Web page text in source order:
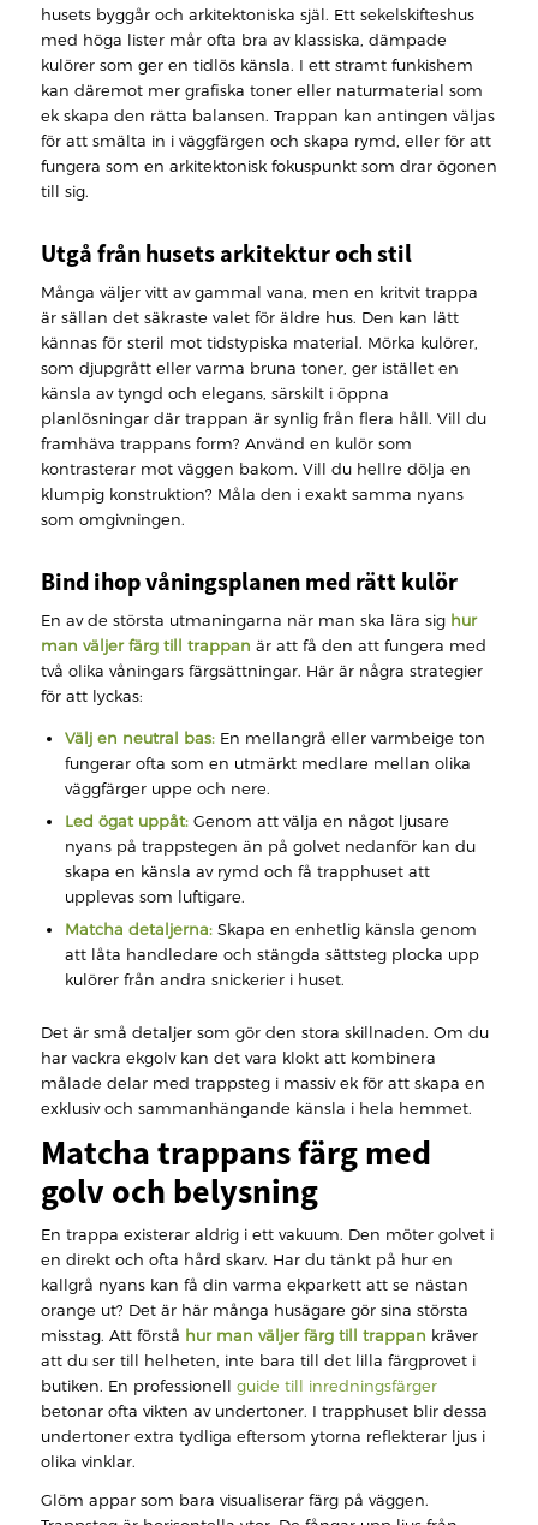
husets byggår och arkitektoniska själ. Ett sekelskifteshus
med höga lister mår ofta bra av klassiska, dämpade
kulörer som ger en tidlös känsla. I ett stramt funkishem
kan däremot mer grafiska toner eller naturmaterial som
ek skapa den rätta balansen. Trappan kan antingen väljas
för att smälta in i väggfärgen och skapa rymd, eller för att
fungera som en arkitektonisk fokuspunkt som drar ögonen
till sig.
Utgå från husets arkitektur och stil
Många väljer vitt av gammal vana, men en kritvit trappa
är sällan det säkraste valet för äldre hus. Den kan lätt
kännas för steril mot tidstypiska material. Mörka kulörer,
som djupgrått eller varma bruna toner, ger istället en
känsla av tyngd och elegans, särskilt i öppna
planlösningar där trappan är synlig från flera håll. Vill du
framhäva trappans form? Använd en kulör som
kontrasterar mot väggen bakom. Vill du hellre dölja en
klumpig konstruktion? Måla den i exakt samma nyans
som omgivningen.
Bind ihop våningsplanen med rätt kulör
En av de största utmaningarna när man ska lära sig hur
man väljer färg till trappan är att få den att fungera med
två olika våningars färgsättningar. Här är några strategier
för att lyckas:
Välj en neutral bas:En mellangrå eller varmbeige ton
fungerar ofta som en utmärkt medlare mellan olika
väggfärger uppe och nere.
Led ögat uppåt:Genom att välja en något ljusare
nyans på trappstegen än på golvet nedanför kan du
skapa en känsla av rymd och få trapphuset att
upplevas som luftigare.
Matcha detaljerna:Skapa en enhetlig känsla genom
att låta handledare och stängda sättsteg plocka upp
kulörer från andra snickerier i huset.
Det är små detaljer som gör den stora skillnaden. Om du
har vackra ekgolv kan det vara klokt att kombinera
målade delar med trappsteg i massiv ek för att skapa en
exklusiv och sammanhängande känsla i hela hemmet.
Matcha trappans färg med
golv och belysning
En trappa existerar aldrig i ett vakuum. Den möter golvet i
en direkt och ofta hård skarv. Har du tänkt på hur en
kallgrå nyans kan få din varma ekparkett att se nästan
orange ut? Det är här många husägare gör sina största
misstag. Att förstå hur man väljer färg till trappan kräver
att du ser till helheten, inte bara till det lilla färgprovet i
butiken. En professionell guide till inredningsfärger
betonar ofta vikten av undertoner. I trapphuset blir dessa
undertoner extra tydliga eftersom ytorna reflekterar ljus i
olika vinklar.
Glöm appar som bara visualiserar färg på väggen.